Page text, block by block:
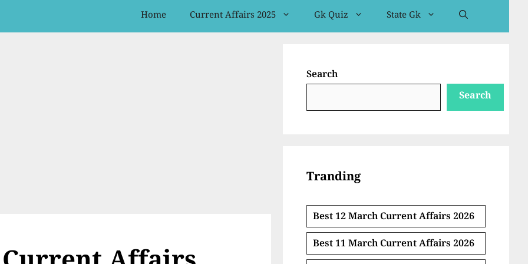
Home Current Affairs 2025 Gk Quiz State Gk
Search
Search
Tranding
Best 12 March Current Affairs 2026
Best 11 March Current Affairs 2026